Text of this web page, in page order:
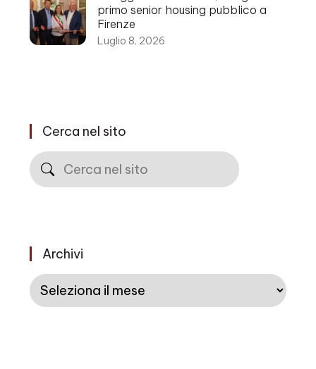
primo senior housing pubblico a
Firenze
Luglio 8, 2026
Cerca nel sito
Cerca
Archivi
Archivi